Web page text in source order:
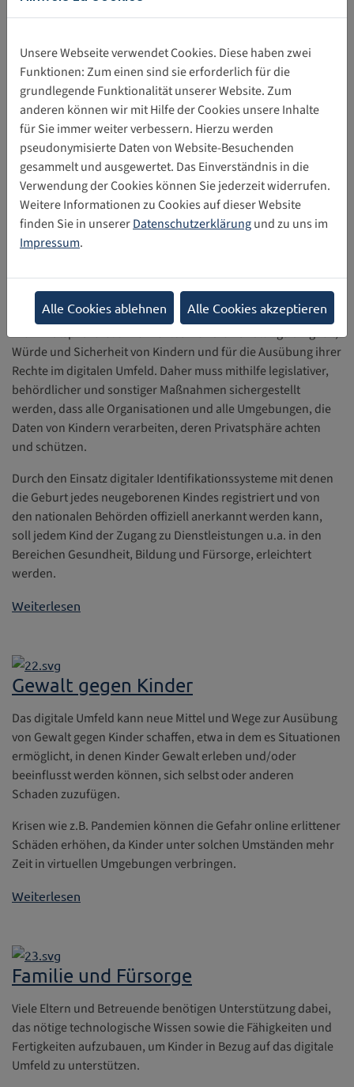
Bürgerrechte und Freiheiten
Das digitale Umfeld bietet Kindern einzigartige Möglichkeiten,
ihr Recht auf Informationszugang und auf freie
Meinungsäußerung zu verwirklichen. Das digitale Umfeld
kann es Kindern ermöglichen, ihre soziale, religiöse,
kulturelle, ethnische, sexuelle und politische Identität
auszubilden und in Gemeinschaften und öffentlichen Räumen
an gesellschaftlichen Diskussionen zum Zweck des kulturellen
Austauschs, des sozialen Zusammenhalts und der Vielfalt
teilzuhaben.
Recht des Kindes auf Gedanken-, Gewissens- und
Religionsfreiheit im digitalen Umfeld geachtet werden.
Die Privatsphäre ist unverzichtbar für die Handlungsfähigkeit,
Würde und Sicherheit von Kindern und für die Ausübung ihrer
Rechte im digitalen Umfeld. Daher muss mithilfe legislativer,
behördlicher und sonstiger Maßnahmen sichergestellt
werden, dass alle Organisationen und alle Umgebungen, die
Daten von Kindern verarbeiten, deren Privatsphäre achten
und schützen.
Durch den Einsatz digitaler Identifikationssysteme mit denen
die Geburt jedes neugeborenen Kindes registriert und von
den nationalen Behörden offiziell anerkannt werden kann,
soll jedem Kind der Zugang zu Dienstleistungen u.a. in den
Bereichen Gesundheit, Bildung und Fürsorge, erleichtert
werden.
Weiterlesen
Gewalt gegen Kinder
Das digitale Umfeld kann neue Mittel und Wege zur Ausübung
von Gewalt gegen Kinder schaffen, etwa in dem es Situationen
ermöglicht, in denen Kinder Gewalt erleben und/oder
beeinflusst werden können, sich selbst oder anderen
Schaden zuzufügen.
Krisen wie z.B. Pandemien können die Gefahr online erlittener
Schäden erhöhen, da Kinder unter solchen Umständen mehr
Zeit in virtuellen Umgebungen verbringen.
Weiterlesen
Familie und Fürsorge
Viele Eltern und Betreuende benötigen Unterstützung dabei,
das nötige technologische Wissen sowie die Fähigkeiten und
Fertigkeiten aufzubauen, um Kinder in Bezug auf das digitale
Umfeld zu unterstützen.
Unsere Webseite verwendet Cookies. Diese haben zwei
Funktionen: Zum einen sind sie erforderlich für die
grundlegende Funktionalität unserer Website. Zum
anderen können wir mit Hilfe der Cookies unsere Inhalte
für Sie immer weiter verbessern. Hierzu werden
pseudonymisierte Daten von Website-Besuchenden
gesammelt und ausgewertet. Das Einverständnis in die
Verwendung der Cookies können Sie jederzeit widerrufen.
Weitere Informationen zu Cookies auf dieser Website
finden Sie in unsererDatenschutzerklärungund zu uns im
Impressum.
Alle Cookies ablehnen Alle Cookies akzeptieren